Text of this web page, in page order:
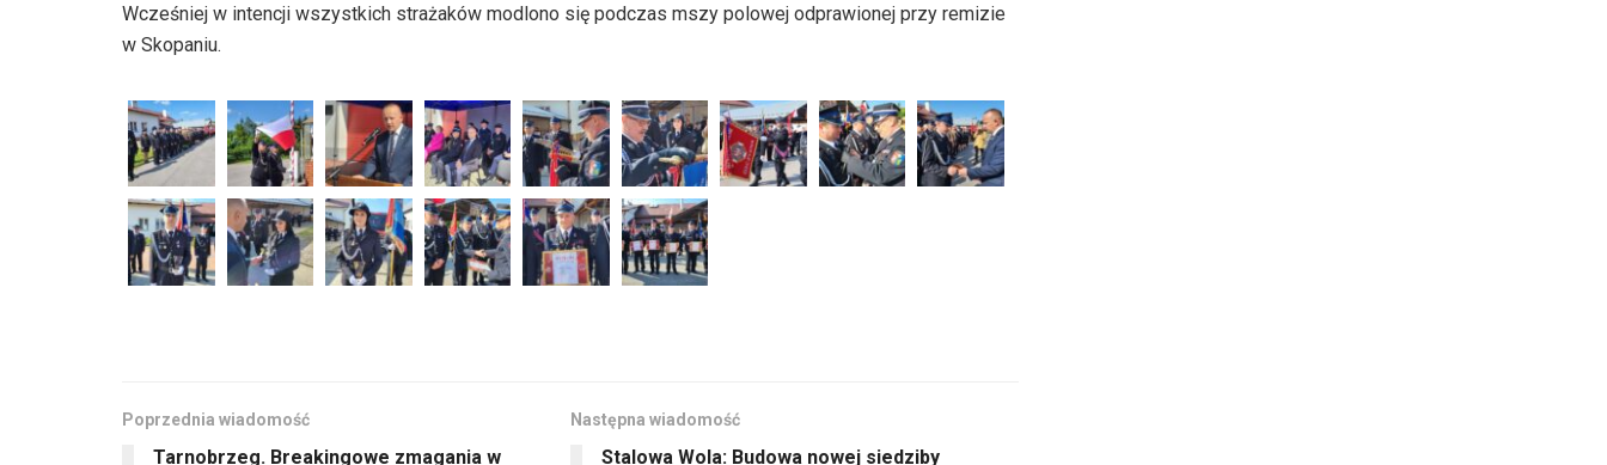
Wcześniej w intencji wszystkich strażaków modlono się podczas mszy polowej odprawionej przy remizie
w Skopaniu.
Poprzednia wiadomość
Tarnobrzeg. Breakingowe zmagania w
Następna wiadomość
Stalowa Wola: Budowa nowej siedziby